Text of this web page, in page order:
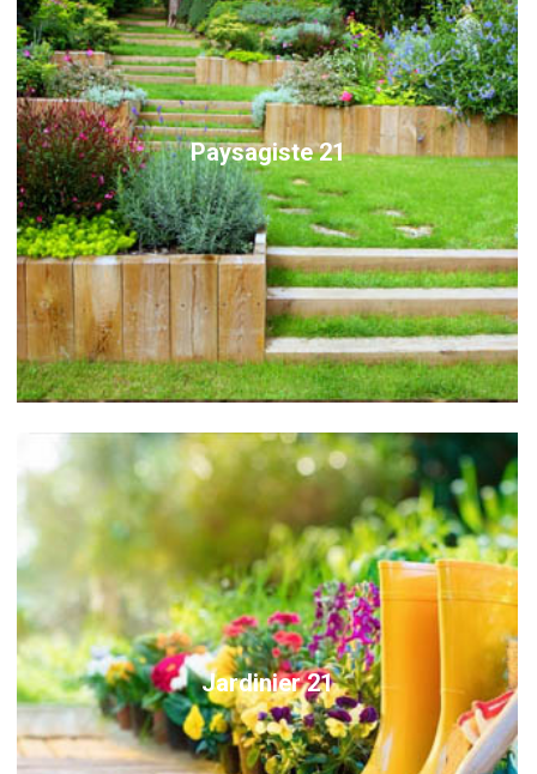
Paysagiste 21
Jardinier 21